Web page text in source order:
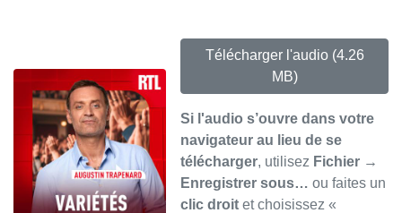
Télécharger l'audio (4.26
MB)
Si l'audio s’ouvre dans votre
navigateur au lieu de se
télécharger, utilisez Fichier →
Enregistrer sous… ou faites un
clic droit et choisissez «